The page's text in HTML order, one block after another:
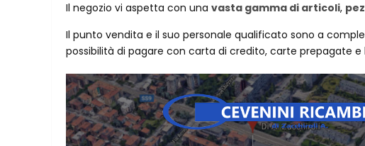
Il negozio vi aspetta con una vasta gamma di articoli,
Il punto vendita e il suo personale qualificato sono a
possibilità di pagare con carta di credito, carte prepagate e